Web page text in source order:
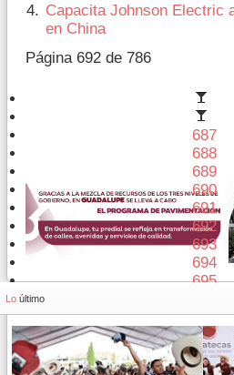
Capacita Johnson Electric
en China
Página 692 de 786
687
688
689
690
691
692
693
694
695
Lo último